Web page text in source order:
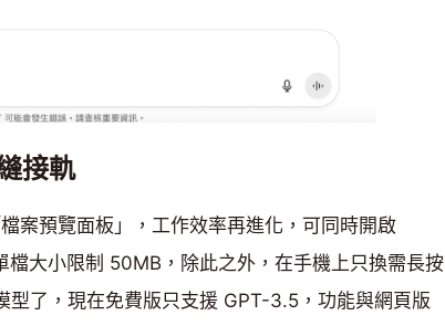
接軌
案預覽面板」，工作效率再進化，可同時開啟
檔大小限制 50MB，除此之外，在手機上只換需長按
型了，現在免費版只支援 GPT-3.5，功能與網頁版